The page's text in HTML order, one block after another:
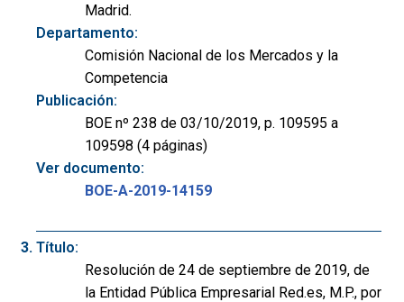
Madrid.
Departamento:
Comisión Nacional de los Mercados y la
Competencia
Publicación:
BOE nº 238 de 03/10/2019, p. 109595 a
109598 (4 páginas)
Ver documento:
BOE-A-2019-14159
Título:
Resolución de 24 de septiembre de 2019, de
la Entidad Pública Empresarial Red.es, M.P., por